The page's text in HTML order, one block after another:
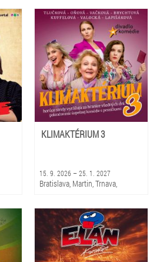
KLIMAKTÉRIUM 3
15. 9. 2026 – 25. 1. 2027
Bratislava, Martin, Trnava,
Mikuláš, Košice, Prešov, Banská
Bystrica, Žilina